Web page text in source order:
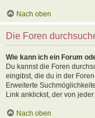
Nach oben
Die Foren
Wie kann ich ein Forum
Du kannst die Foren
eingibst, die du in der
Erweiterte
Link anklickst, der von
Nach oben